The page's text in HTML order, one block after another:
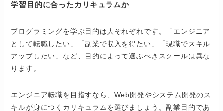
学習目的に合ったカリキュラムか
プログラミングを学ぶ目的は人それぞれです。「エンジニア
として転職したい」「副業で収入を得たい」「現職でスキル
アップしたい」など、目的によって選ぶべきスクールは異な
ります。
エンジニア転職を目指すなら、Web開発やシステム開発のス
キルが身につくカリキュラムを選びましょう。副業目的であ